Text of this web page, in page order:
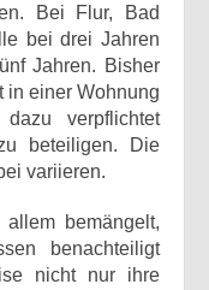
Bei Flur, Bad
bei drei Jahren
Jahren. Bisher
in einer Wohnung
verpflichtet
beteiligen. Die
variieren.
bemängelt,
benachteiligt
nicht nur ihre